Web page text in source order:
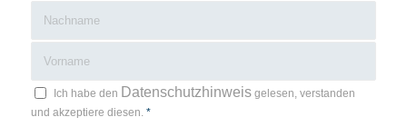
Ich habe den Datenschutzhinweisgelesen, verstanden
und akzeptiere diesen. *